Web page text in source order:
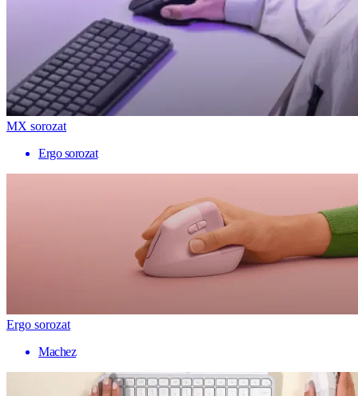
MX sorozat
Ergo sorozat
Ergo sorozat
Machez